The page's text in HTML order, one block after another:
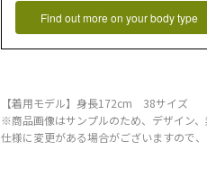
Find out more on your body type
【着用モデル】身長172cm 38サイズ
※商品画像はサンプルのため、デザイン
仕様に変更がある場合がございますので、